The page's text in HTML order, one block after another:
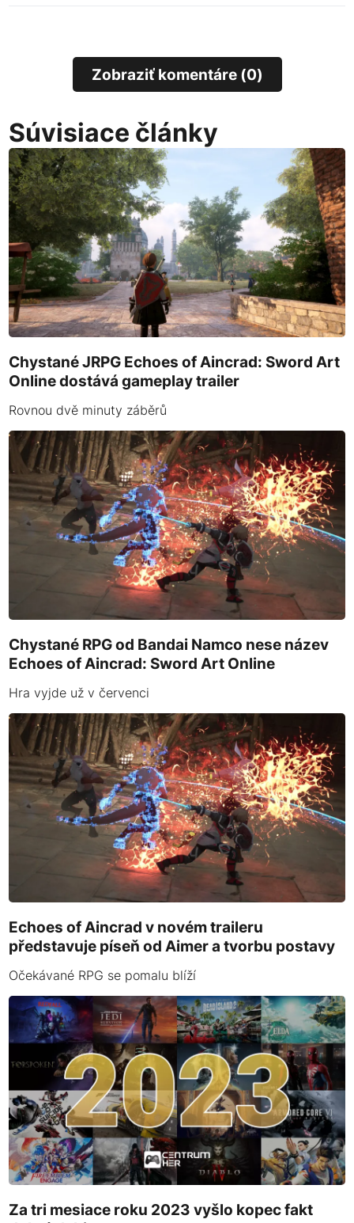
Zobraziť komentáre (0)
Súvisiace články
Chystané JRPG Echoes of Aincrad: Sword Art
Online dostává gameplay trailer
Rovnou dvě minuty záběrů
Chystané RPG od Bandai Namco nese název
Echoes of Aincrad: Sword Art Online
Hra vyjde už v červenci
Echoes of Aincrad v novém traileru
představuje píseň od Aimer a tvorbu postavy
Očekávané RPG se pomalu blíží
Za tri mesiace roku 2023 vyšlo kopec fakt